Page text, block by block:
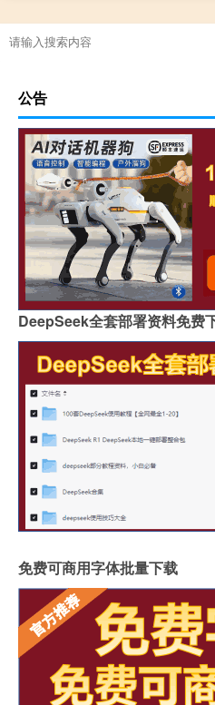
公告
DeepSeek全套部署资料免费
免费可商用字体批量下载